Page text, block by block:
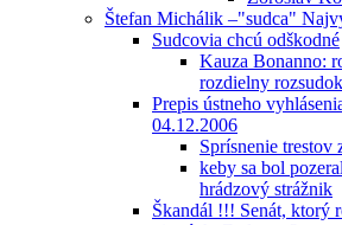
Štefan Michálik –"sudca"
Sudcovia chcú odškodné
Kauza Bonanno:
rozdielny rozsudok
Prepis ústneho
04.12.2006
Sprísnenie trestov
keby sa bol
hrádzový strážnik
Škandál !!! Senát, ktorý